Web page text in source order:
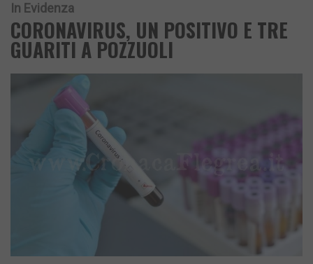
In Evidenza
CORONAVIRUS, UN POSITIVO E TRE
GUARITI A POZZUOLI